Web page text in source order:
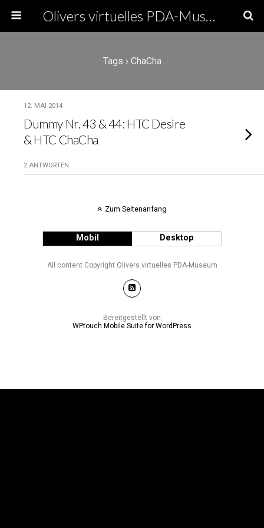
Olivers virtuelles PDA-Museum
Tags › ChaCha
12. MAI 2014
Dummy Nr. 43 & 44: HTC Desire
& HTC ChaCha
2 ANTWORTEN
Zum Seitenanfang
Mobil Desktop
All content Copyright Olivers virtuelles PDA-Museum
Bereitgestellt von
WPtouch Mobile Suite for WordPress